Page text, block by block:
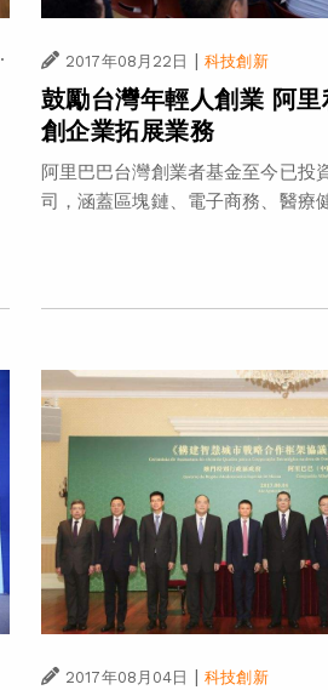
· 2017年08月22日 | 科技創新
鼓勵台灣年輕人創業 阿
創企業拓展業務
阿里巴巴台灣創業者基金至今已投
司，涵蓋區塊鏈、電子商務、醫療
2017年08月04日 | 科技創新